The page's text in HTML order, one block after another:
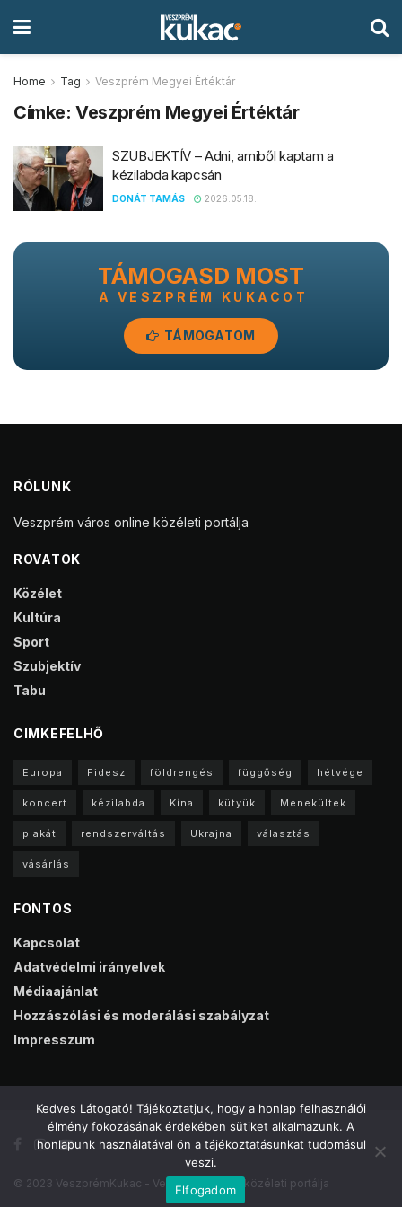
Home Tag Veszprém Megyei Értéktár
Címke:Veszprém Megyei Értéktár
SZUBJEKTÍV – Adni, amiből kaptam a
kézilabda kapcsán
DONÁT TAMÁS 2026.05.18.
TÁMOGASD MOST
A VESZPRÉM KUKACOT
TÁMOGATOM
RÓLUNK
Veszprém város online közéleti portálja
ROVATOK
Közélet
Kultúra
Sport
Szubjektív
Tabu
CIMKEFELHŐ
Europa Fidesz földrengés függőség hétvége
koncert kézilabda Kína kütyük Menekültek
plakát rendszerváltás Ukrajna választás
vásárlás
FONTOS
Kapcsolat
Adatvédelmi irányelvek
Médiaajánlat
Hozzászólási és moderálási szabályzat
Impresszum
© 2023 VeszprémKukac - Veszprém online közéleti portálja
Kedves Látogató! Tájékoztatjuk, hogy a honlap felhasználói
élmény fokozásának érdekében sütiket alkalmazunk. A
honlapunk használatával ön a tájékoztatásunkat tudomásul
veszi.
Elfogadom